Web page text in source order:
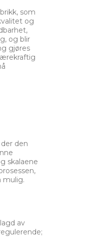
som
og
og blir
gjøres
den
skalaene
mulig.
av